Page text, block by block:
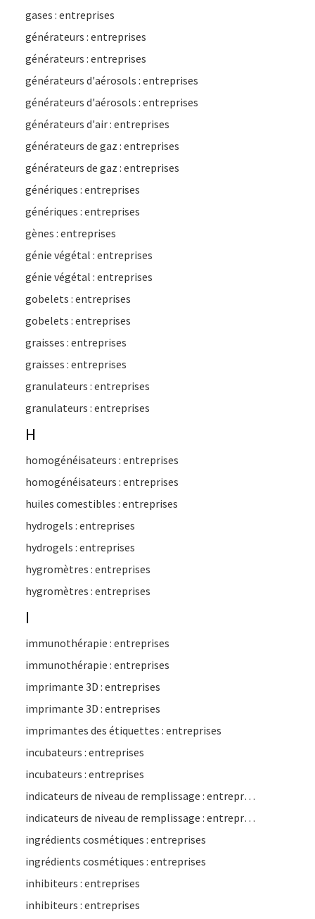
gases : entreprises
générateurs : entreprises
générateurs : entreprises
générateurs d'aérosols : entreprises
générateurs d'aérosols : entreprises
générateurs d'air : entreprises
générateurs de gaz : entreprises
générateurs de gaz : entreprises
génériques : entreprises
génériques : entreprises
gènes : entreprises
génie végétal : entreprises
génie végétal : entreprises
gobelets : entreprises
gobelets : entreprises
graisses : entreprises
graisses : entreprises
granulateurs : entreprises
granulateurs : entreprises
H
homogénéisateurs : entreprises
homogénéisateurs : entreprises
huiles comestibles : entreprises
hydrogels : entreprises
hydrogels : entreprises
hygromètres : entreprises
hygromètres : entreprises
I
immunothérapie : entreprises
immunothérapie : entreprises
imprimante 3D : entreprises
imprimante 3D : entreprises
imprimantes des étiquettes : entreprises
incubateurs : entreprises
incubateurs : entreprises
indicateurs de niveau de remplissage : entreprises
indicateurs de niveau de remplissage : entreprises
ingrédients cosmétiques : entreprises
ingrédients cosmétiques : entreprises
inhibiteurs : entreprises
inhibiteurs : entreprises